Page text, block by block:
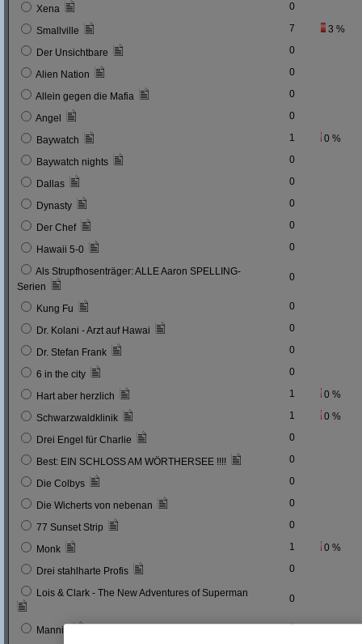
Xena 0
Smallville 7 3 %
Der Unsichtbare 0
Alien Nation 0
Allein gegen die Mafia 0
Angel 0
Baywatch 1 0 %
Baywatch nights 0
Dallas 0
Dynasty 0
Der Chef 0
Hawaii 5-0 0
Als Strupfhosenträger: ALLE Aaron SPELLING-
Serien
0
Kung Fu 0
Dr. Kolani - Arzt auf Hawai 0
Dr. Stefan Frank 0
6 in the city 0
Hart aber herzlich 1 0 %
Schwarzwaldklinik 1 0 %
Drei Engel für Charlie 0
Best: EIN SCHLOSS AM WÖRTHERSEE !!!! 0
Die Colbys 0
Die Wicherts von nebenan 0
77 Sunset Strip 0
Monk 1 0 %
Drei stahlharte Profis 0
Lois & Clark - The New Adventures of Superman 0
Mannix 0